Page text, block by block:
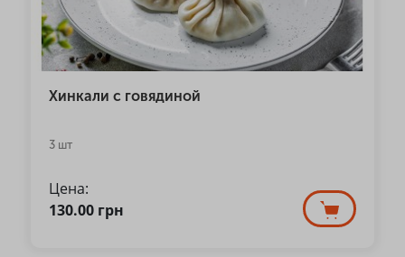
Хинкали с говядиной
3 шт
Цена:
130.00 грн